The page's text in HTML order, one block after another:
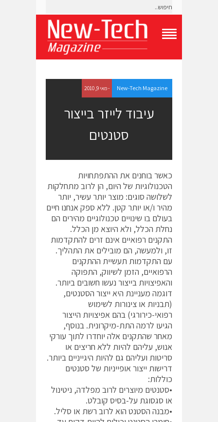
g
l
e
N
n
M
e
n
u
New-Tech Magazine - מאי 9, 2010
עיבוד לייזר בייצור
סטנטים
כאשר בוחנים את ההתפתחויות
הטכנולוגיות של היום, הן לרוב מתחלקות
לשלושה סוגים: מוצר יותר עשיר, יותר
מהיר ו/או יותר קטן. ללא ספק אנחנו חיים
בעולם בו שינויים טכנולוגיים מהירים הם
נחלת הכלל, ולא היוצא מן הכלל.
התקנים רפואיים אינם זרים להתקדמות
זו, ולמעשה, הם מובילים את התהליך.
עם התקדמות תעשיית ההתקנים
הרפואיים, הזמן לשיווק, התפוקה
והאפיצויות בייצור נעשו חשובים ביותר.
דוגמה מעניינת היא ייצור הסטנטים,
(תבניות או צינורות לשימוש
רפואי-כירורגי) בהם אפיצויות הייצור
הגיעו לרמה התת-מיקרונית. בנוסף,
מאחר שהתקנים אלה יוחדרו לתוך עורקי
אנוש, עליהם להיות ללא חריצים או
סריטות ועליהם גם להיות היגייניים ביותר.
דרישות ייצור אופייניות של סטנטים
כוללות:
•סטנטים מיוצרים לרוב מפלדה, ניטינול
או סגסוגת על-בסיס קובלט.
•מבנה הסטנט הוא לרוב רשת או סליל.